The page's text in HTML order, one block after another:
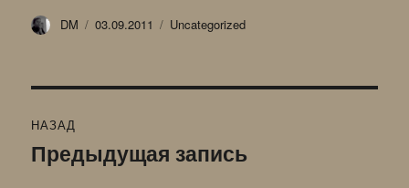
Автор
DM Опубликовано
03.09.2011 Рубрики
Uncategorized
по
НАЗАД
Предыдущая
Предыдущая запись